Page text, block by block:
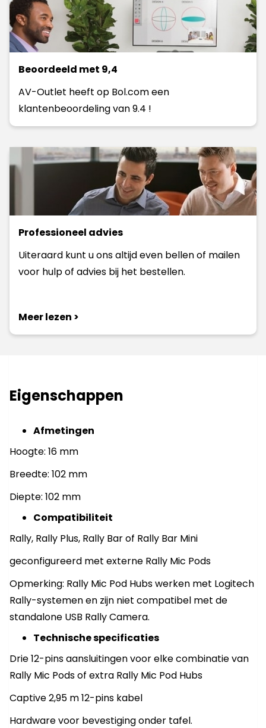
Beoordeeld met 9,4
AV-Outlet heeft op Bol.com een
klantenbeoordeling van 9.4 !
Professioneel advies
Uiteraard kunt u ons altijd even bellen of mailen
voor hulp of advies bij het bestellen.
Meer lezen >
Eigenschappen
Afmetingen
Hoogte: 16 mm
Breedte: 102 mm
Diepte: 102 mm
Compatibiliteit
Rally, Rally Plus, Rally Bar of Rally Bar Mini
geconfigureerd met externe Rally Mic Pods
Opmerking: Rally Mic Pod Hubs werken met Logitech
Rally-systemen en zijn niet compatibel met de
standalone USB Rally Camera.
Technische specificaties
Drie 12-pins aansluitingen voor elke combinatie van
Rally Mic Pods of extra Rally Mic Pod Hubs
Captive 2,95 m 12-pins kabel
Hardware voor bevestiging onder tafel.